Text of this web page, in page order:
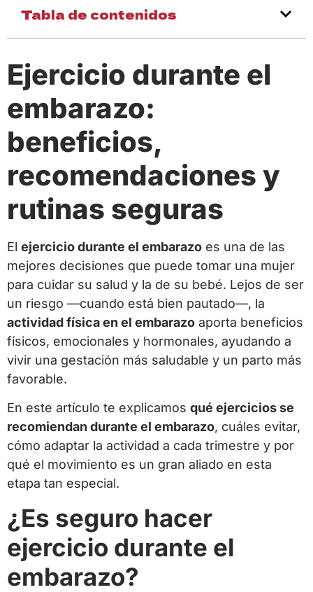
Tabla de contenidos
Ejercicio durante el
embarazo:
beneficios,
recomendaciones y
rutinas seguras
El ejercicio durante el embarazo es una de las
mejores decisiones que puede tomar una mujer
para cuidar su salud y la de su bebé. Lejos de ser
un riesgo —cuando está bien pautado—, la
actividad física en el embarazo aporta beneficios
físicos, emocionales y hormonales, ayudando a
vivir una gestación más saludable y un parto más
favorable.
En este artículo te explicamos qué ejercicios se
recomiendan durante el embarazo, cuáles evitar,
cómo adaptar la actividad a cada trimestre y por
qué el movimiento es un gran aliado en esta
etapa tan especial.
¿Es seguro hacer
ejercicio durante el
embarazo?